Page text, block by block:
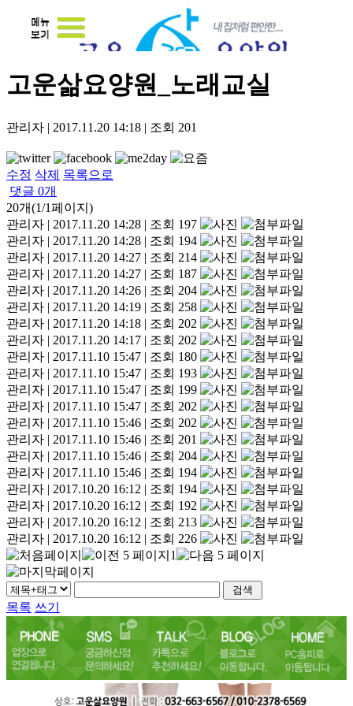
고운삶요양원_노래교실
관리자 | 2017.11.20 14:18 | 조회 201
수정 삭제 목록으로
댓글 0개
20개(1/1페이지)
관리자 | 2017.11.20 14:28 | 조회 197
관리자 | 2017.11.20 14:28 | 조회 194
관리자 | 2017.11.20 14:27 | 조회 214
관리자 | 2017.11.20 14:27 | 조회 187
관리자 | 2017.11.20 14:26 | 조회 204
관리자 | 2017.11.20 14:19 | 조회 258
관리자 | 2017.11.20 14:18 | 조회 202
관리자 | 2017.11.20 14:17 | 조회 202
관리자 | 2017.11.10 15:47 | 조회 180
관리자 | 2017.11.10 15:47 | 조회 193
관리자 | 2017.11.10 15:47 | 조회 199
관리자 | 2017.11.10 15:47 | 조회 202
관리자 | 2017.11.10 15:46 | 조회 202
관리자 | 2017.11.10 15:46 | 조회 201
관리자 | 2017.11.10 15:46 | 조회 204
관리자 | 2017.11.10 15:46 | 조회 194
관리자 | 2017.10.20 16:12 | 조회 194
관리자 | 2017.10.20 16:12 | 조회 192
관리자 | 2017.10.20 16:12 | 조회 213
관리자 | 2017.10.20 16:12 | 조회 226
1
목록 쓰기